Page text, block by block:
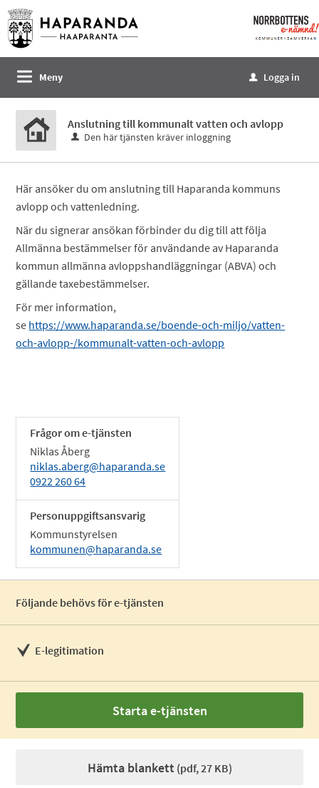
Välkommen
till
e-
tjänster
Norrbottens
enämnd
Meny u Logga in
Anslutning till kommunalt vatten och avlopp
Den här tjänsten kräver inloggning
Här ansöker du om anslutning till Haparanda kommuns
avlopp och vattenledning.
När du signerar ansökan förbinder du dig till att följa
Allmänna bestämmelser för användande av Haparanda
kommun allmänna avloppshandläggningar (ABVA) och
gällande taxebestämmelser.
För mer information,
se https://www.haparanda.se/boende-och-miljo/vatten-
och-avlopp-/kommunalt-vatten-och-avlopp
Frågor om e-tjänsten
Niklas Åberg
niklas.aberg@haparanda.se
0922 260 64
Personuppgiftsansvarig
Kommunstyrelsen
kommunen@haparanda.se
Följande behövs för e-tjänsten
E-legitimation
Starta e-tjänsten
Hämta blankett (pdf, 27 KB)